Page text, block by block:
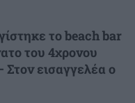
το beach bar
του 4χρονου
Στον εισαγγελέα ο